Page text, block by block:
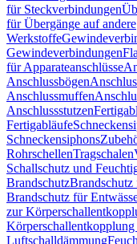
für Steckverbindungen
für Übergänge auf andere
Werkstoffe
Gewindeverbindungen
für Apparateanschlüsse
Anschlussbögen
Anschlussmuffen
Anschlussstutzen
Fertigabläufe
Schneckensiphons
RohrschellenTragschalen
Schallschutz und
BrandschutzBrandschutz
Brandschutz für
zur
Körperschallentkopplung
Luftschalldämmung